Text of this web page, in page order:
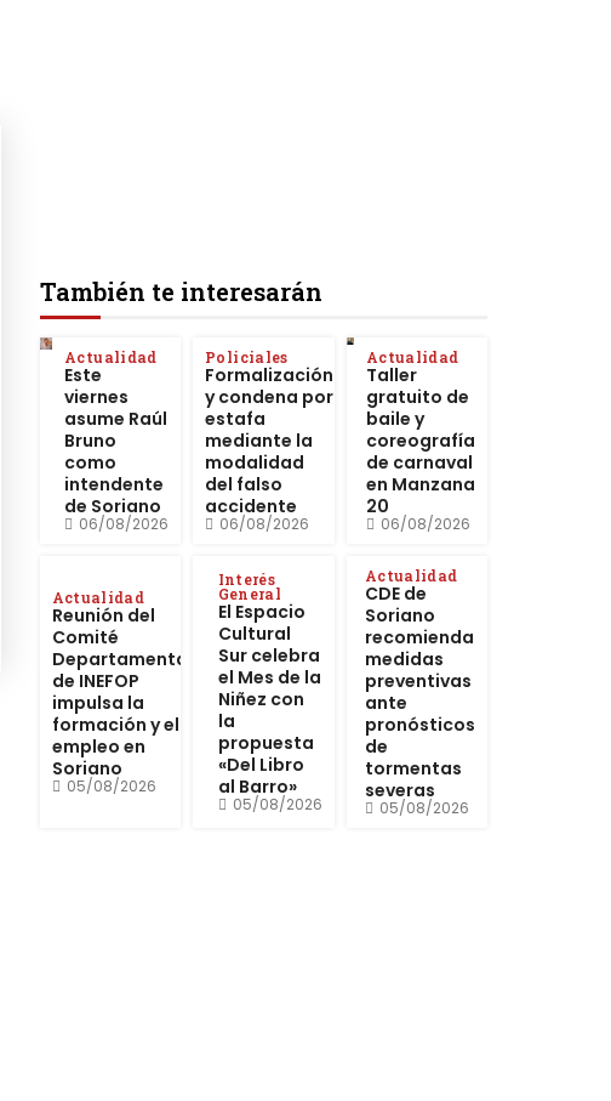
También te interesarán
Actualidad
Este
viernes
asume Raúl
Bruno
como
intendente
de Soriano
06/08/2026
Policiales
Formalización
y condena por
estafa
mediante la
modalidad
del falso
accidente
06/08/2026
Actualidad
Taller
gratuito de
baile y
coreografía
de carnaval
en Manzana
20
06/08/2026
Actualidad
Reunión del
Comité
Departamental
de INEFOP
impulsa la
formación y el
empleo en
Soriano
05/08/2026
Interés
General
El Espacio
Cultural
Sur celebra
el Mes de la
Niñez con
la
propuesta
«Del Libro
al Barro»
05/08/2026
Actualidad
CDE de
Soriano
recomienda
medidas
preventivas
ante
pronósticos
de
tormentas
severas
05/08/2026